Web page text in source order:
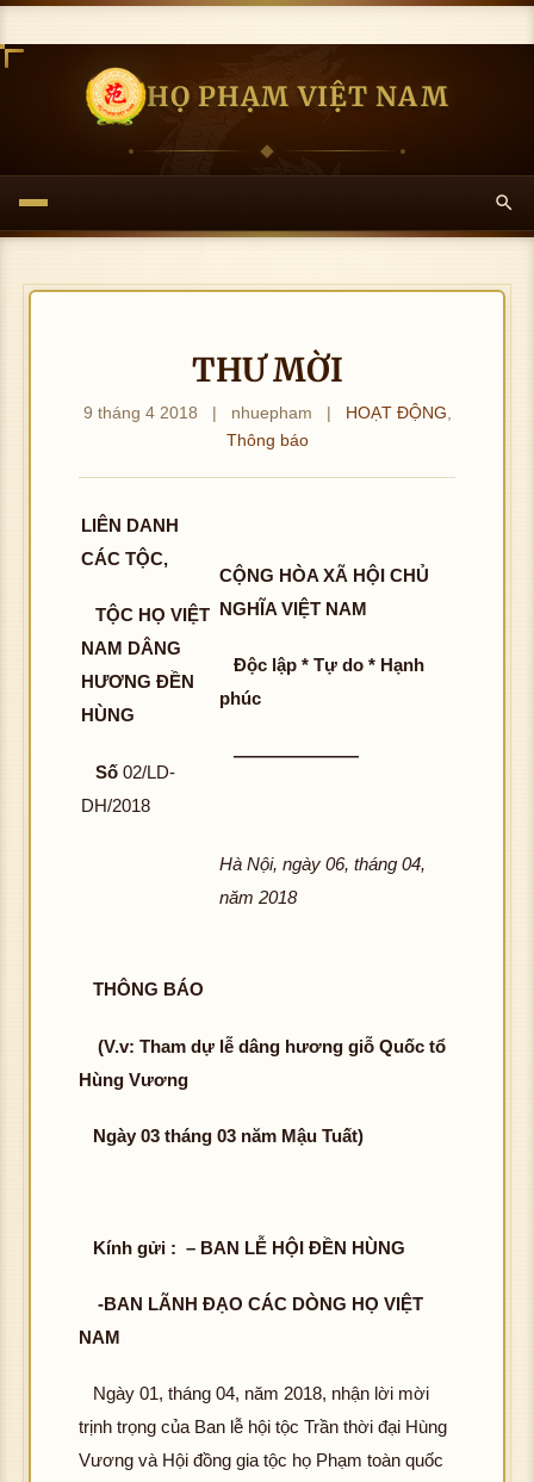
HỌ PHẠM VIỆT NAM
THƯ MỜI
9 tháng 4 2018 | nhuepham | HOẠT ĐỘNG
Thông báo
LIÊN DANH
CÁC TỘC,
TỘC HỌ VIỆT
NAM DÂNG
HƯƠNG ĐỀN
HÙNG
Số02/LD-
DH/2018
CỘNG HÒA XÃ HỘI CHỦ
NGHĨA VIỆT NAM
Độc lập * Tự do * Hạnh
phúc
———————
Hà Nội, ngày 06, tháng 04,
năm 2018
THÔNG BÁO
(V.v: Tham dự lễ dâng hương giỗ Quốc tổ
Hùng Vương
Ngày 03 tháng 03 năm Mậu Tuất)
Kính gửi : – BAN LỄ HỘI ĐỀN HÙNG
-BAN LÃNH ĐẠO CÁC DÒNG HỌ VIỆT
NAM
Ngày 01, tháng 04, năm 2018, nhận lời mời
trịnh trọng của Ban lễ hội tộc Trần thời đại Hùng
Vương và Hội đồng gia tộc họ Phạm toàn quốc